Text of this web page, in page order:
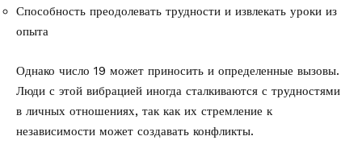
Способность преодолевать трудности и извлекать уроки из
опыта
Однако число 19 может приносить и определенные вызовы.
Люди с этой вибрацией иногда сталкиваются с трудностями
в личных отношениях, так как их стремление к
независимости может создавать конфликты.